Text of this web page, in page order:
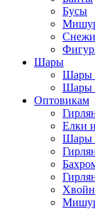
Бусы
Шары
Шары
Шары
Оптовикам
Елки
Шары